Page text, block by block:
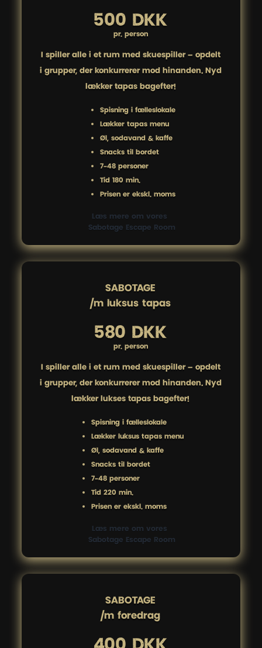
500 DKK
pr. person
I spiller alle i ét rum med skuespiller – opdelt
i grupper, der konkurrerer mod hinanden. Nyd
lækker tapas bagefter!
Spisning i fælleslokale
Lækker tapas menu
Øl, sodavand & kaffe
Snacks til bordet
7-48 personer
Tid 180 min.
Prisen er ekskl. moms
Læs mere om vores
Sabotage Escape Room
SABOTAGE
/m luksus tapas
580 DKK
pr. person
I spiller alle i ét rum med skuespiller – opdelt
i grupper, der konkurrerer mod hinanden. Nyd
lækker lukses tapas bagefter!
Spisning i fælleslokale
Lækker luksus tapas menu
Øl, sodavand & kaffe
Snacks til bordet
7-48 personer
Tid 220 min.
Prisen er ekskl. moms
Læs mere om vores
Sabotage Escape Room
SABOTAGE
/m foredrag